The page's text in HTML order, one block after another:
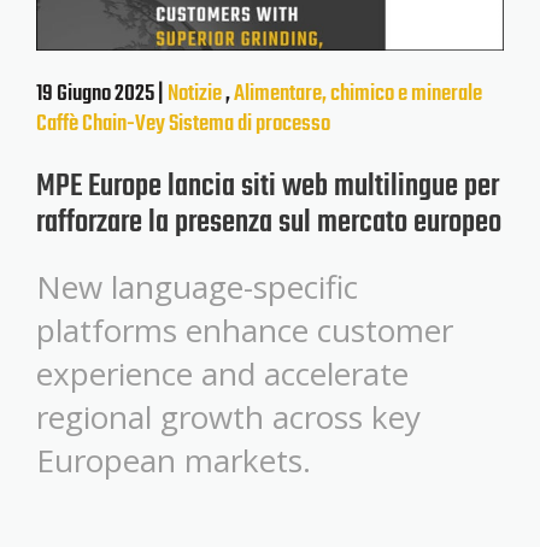
19 Giugno 2025 |Notizie,Alimentare, chimico e minerale
CaffèChain-VeySistema di processo
MPE Europe lancia siti web multilingue per
rafforzare la presenza sul mercato europeo
New language-specific
platforms enhance customer
experience and accelerate
regional growth across key
European markets.